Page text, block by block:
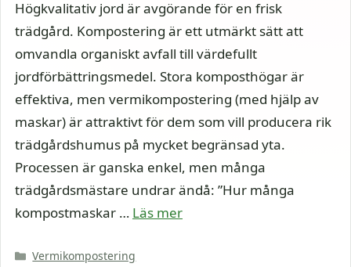
Högkvalitativ jord är avgörande för en frisk
trädgård. Kompostering är ett utmärkt sätt att
omvandla organiskt avfall till värdefullt
jordförbättringsmedel. Stora komposthögar är
effektiva, men vermikompostering (med hjälp av
maskar) är attraktivt för dem som vill producera rik
trädgårdshumus på mycket begränsad yta.
Processen är ganska enkel, men många
trädgårdsmästare undrar ändå: ”Hur många
kompostmaskar … Läs mer
Kategorier
Vermikompostering